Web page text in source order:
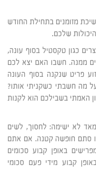
מזומנים בתחילת החודש
שלכם.
כגון טקסטיל בסוף עונה,
ממנה. חשבו האם יצא לכם
פריט שנקנה בסוף העונה
מה חשבתי כשקניתי אותו?
האמתי בשבילכם הוא לקנות
לא ישימה: לחסוך, לשים
סתם חופשה קטנה. אם אתם
באופן קבוע סכומים
קבוע מידי פעם סכומי